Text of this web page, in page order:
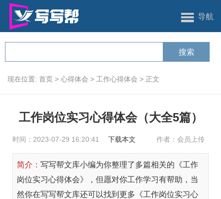
导航
现在位置: 首页 > 心得体会 > 工作心得体会 > 正文
工作岗位实习心得体会（大全5篇）
时间：2023-07-29 16:20:41 下载本文 作者：会员上传
简介： 写写帮文库小编为你整理了多篇相关的《工作
岗位实习心得体会》，但愿对你工作学习有帮助，当
然你在写写帮文库还可以找到更多《工作岗位实习心